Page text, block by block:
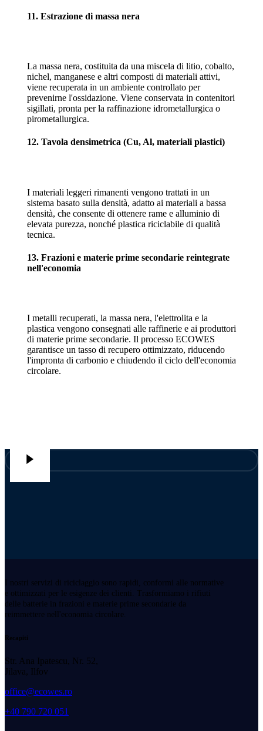
11. Estrazione di massa nera
La massa nera, costituita da una miscela di litio, cobalto,
nichel, manganese e altri composti di materiali attivi,
viene recuperata in un ambiente controllato per
prevenirne l'ossidazione. Viene conservata in contenitori
sigillati, pronta per la raffinazione idrometallurgica o
pirometallurgica.
12. Tavola densimetrica (Cu, Al, materiali plastici)
I materiali leggeri rimanenti vengono trattati in un
sistema basato sulla densità, adatto ai materiali a bassa
densità, che consente di ottenere rame e alluminio di
elevata purezza, nonché plastica riciclabile di qualità
tecnica.
13. Frazioni e materie prime secondarie reintegrate
nell'economia
I metalli recuperati, la massa nera, l'elettrolita e la
plastica vengono consegnati alle raffinerie e ai produttori
di materie prime secondarie. Il processo ECOWES
garantisce un tasso di recupero ottimizzato, riducendo
l'impronta di carbonio e chiudendo il ciclo dell'economia
circolare.
I nostri servizi di riciclaggio sono rapidi, conformi alle normative
e ottimizzati per le esigenze dei clienti. Trasformiamo i rifiuti
delle batterie in frazioni e materie prime secondarie da
reimmettere nell'economia circolare.
Recapiti
Str. Ana Ipatescu, Nr. 52,
Jilava, Ilfov
office@ecowes.ro
+40 790 720 051